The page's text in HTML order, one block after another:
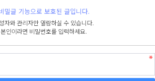
밀글 기능으로 보호된 글입니다.
자와 관리자만 열람하실 수 있습니다.
본인이라면 비밀번호를 입력하세요.